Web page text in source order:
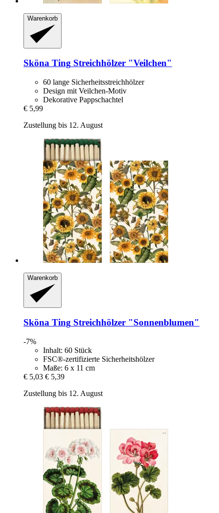
Warenkorb
Sköna Ting Streichhölzer "Veilchen"
60 lange Sicherheitsstreichhölzer
Design mit Veilchen-Motiv
Dekorative Pappschachtel
€ 5,99
Zustellung bis 12. August
Warenkorb
Sköna Ting Streichhölzer "Sonnenblumen"
-7%
Inhalt: 60 Stück
FSC®-zertifizierte Sicherheitshölzer
Maße: 6 x 11 cm
€ 5,03 € 5,39
Zustellung bis 12. August